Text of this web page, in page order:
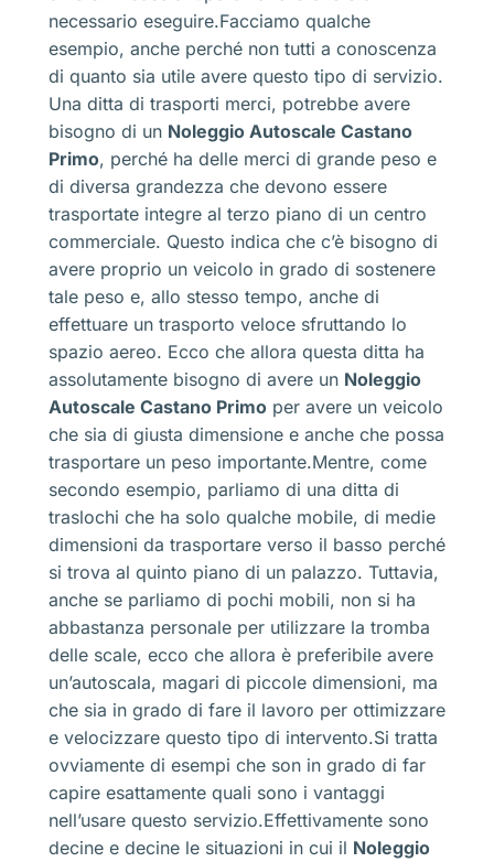
necessario eseguire.Facciamo qualche
esempio, anche perché non tutti a conoscenza
di quanto sia utile avere questo tipo di servizio.
Una ditta di trasporti merci, potrebbe avere
bisogno di un Noleggio Autoscale Castano
Primo, perché ha delle merci di grande peso e
di diversa grandezza che devono essere
trasportate integre al terzo piano di un centro
commerciale. Questo indica che c’è bisogno di
avere proprio un veicolo in grado di sostenere
tale peso e, allo stesso tempo, anche di
effettuare un trasporto veloce sfruttando lo
spazio aereo. Ecco che allora questa ditta ha
assolutamente bisogno di avere un Noleggio
Autoscale Castano Primo per avere un veicolo
che sia di giusta dimensione e anche che possa
trasportare un peso importante.Mentre, come
secondo esempio, parliamo di una ditta di
traslochi che ha solo qualche mobile, di medie
dimensioni da trasportare verso il basso perché
si trova al quinto piano di un palazzo. Tuttavia,
anche se parliamo di pochi mobili, non si ha
abbastanza personale per utilizzare la tromba
delle scale, ecco che allora è preferibile avere
un’autoscala, magari di piccole dimensioni, ma
che sia in grado di fare il lavoro per ottimizzare
e velocizzare questo tipo di intervento.Si tratta
ovviamente di esempi che son in grado di far
capire esattamente quali sono i vantaggi
nell’usare questo servizio.Effettivamente sono
decine e decine le situazioni in cui il Noleggio